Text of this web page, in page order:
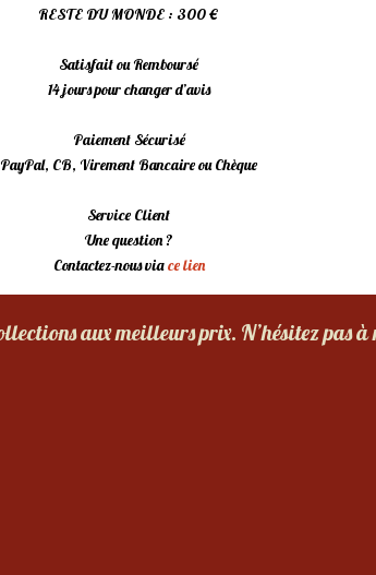
RESTE DU MONDE : 300 €
Satisfait ou Remboursé
14 jours pour changer d’avis
Paiement Sécurisé
PayPal, CB, Virement Bancaire ou Chèque
Service Client
Une question ?
Contactez-nous viace lien
aux meilleurs prix. N’hésitez pas